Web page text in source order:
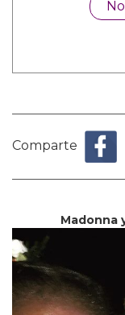
Comparte
Madonna